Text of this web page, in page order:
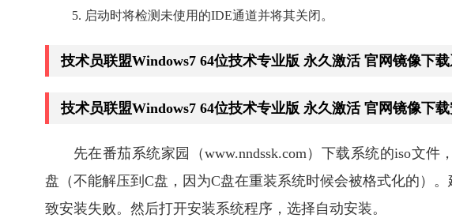
启动时将检测未使用的IDE通道并将其关闭。
技术员联盟Windows7 64位技术专业版 永久激活 官网镜像下
技术员联盟Windows7 64位技术专业版 永久激活 官网镜像下
先在番茄系统家园（www.nndssk.com）下载系统的iso文
盘（不能解压到C盘，因为C盘在重装系统时候会被格式化的）
致安装失败。然后打开安装系统程序，选择自动安装。